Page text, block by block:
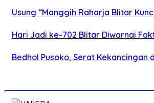
Usung “Manggih Raharja Blitar
Hari Jadi ke-702 Blitar Diwarnai
Bedhol Pusoko, Serat